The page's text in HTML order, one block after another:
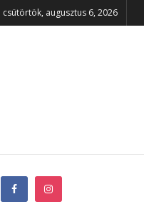
csütörtök, augusztus 6, 2026